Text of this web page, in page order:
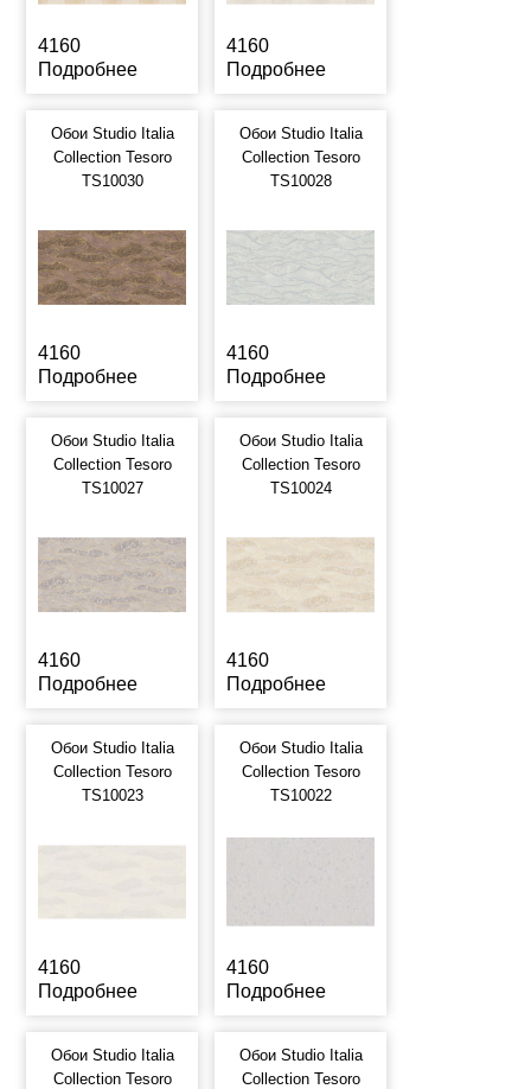
4160
Подробнее
4160
Подробнее
Обои Studio Italia
Collection Tesoro
TS10030
4160
Подробнее
Обои Studio Italia
Collection Tesoro
TS10028
4160
Подробнее
Обои Studio Italia
Collection Tesoro
TS10027
4160
Подробнее
Обои Studio Italia
Collection Tesoro
TS10024
4160
Подробнее
Обои Studio Italia
Collection Tesoro
TS10023
4160
Подробнее
Обои Studio Italia
Collection Tesoro
TS10022
4160
Подробнее
Обои Studio Italia
Collection Tesoro
Обои Studio Italia
Collection Tesoro